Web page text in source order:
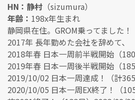
HN：静村 （sizumura）
年齢： 198x年生まれ
静岡県在住。GROM乗ってました！
2017年 長年勤めた会社を辞めて、
2018年春 日本一周前半戦開始（180
2019年春 日本一周後半戦開始（185
2019/10/02 日本一周達成！（計365
2020/10/05 日本一周EX終了！（